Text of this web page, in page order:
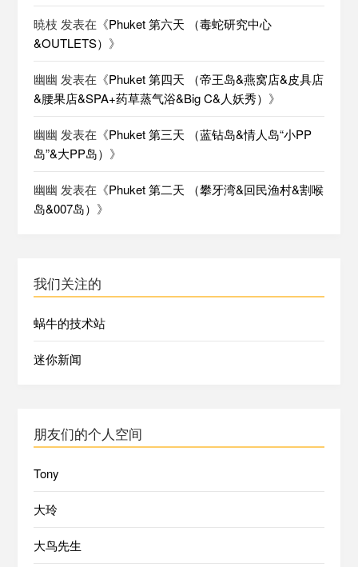
暁枝 发表在《Phuket 第六天 （毒蛇研究中心
&OUTLETS） 》
幽幽 发表在《Phuket 第四天 （帝王岛&燕窝店&皮具店
&腰果店&SPA+药草蒸气浴&Big C&人妖秀） 》
幽幽 发表在《Phuket 第三天 （蓝钻岛&情人岛“小PP
岛”&大PP岛） 》
幽幽 发表在《Phuket 第二天 （攀牙湾&回民渔村&割喉
岛&007岛） 》
我们关注的
蜗牛的技术站
迷你新闻
朋友们的个人空间
Tony
大玲
大鸟先生